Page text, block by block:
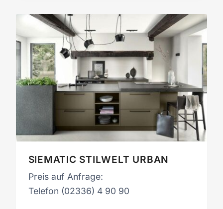
SIEMATIC STILWELT URBAN
Preis auf Anfrage:
Telefon (02336) 4 90 90